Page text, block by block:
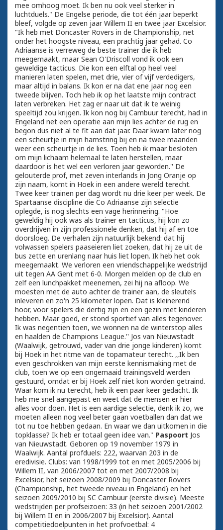
mee omhoog moet. Ik ben nu ook veel sterker in
luchtduels." De Engelse periode, die tot één jaar beperkt
bleef, volgde op zeven jaar Willem II en twee jaar Excelsior.
"Ik heb met Doncaster Rovers in de Championship, net
onder het hoogste niveau, een prachtig jaar gehad. Co
Adriaanse is verreweg de beste trainer die ik heb
meegemaakt, maar Sean O'Driscoll vond ik ook een
geweldige tacticus. Die kon een elftal op heel veel
manieren laten spelen, met drie, vier of vijf verdedigers,
maar altijd in balans. Ik kon er na dat ene jaar nog een
tweede blijven. Toch heb ik op het laatste mijn contract
laten verbreken. Het zag er naar uit dat ik te weinig
speeltijd zou krijgen. Ik kon nog bij Cambuur terecht, had in
Engeland net een operatie aan mijn lies achter de rug en
begon dus niet al te fit aan dat jaar. Daar kwam later nog
een scheurtje in mijn hamstring bij en na twee maanden
weer een scheurtje in de lies. Toen heb ik maar besloten
om mijn lichaam helemaal te laten herstellen, maar
daardoor is het wel een verloren jaar geworden.'' De
gelouterde prof, met zeven interlands in Jong Oranje op
zijn naam, komt in Hoek in een andere wereld terecht.
Twee keer trainen per dag wordt nu drie keer per week. De
Spartaanse discipline die Co Adriaanse zijn selectie
oplegde, is nog slechts een vage herinnering. "Hoe
geweldig hij ook was als trainer en tacticus, hij kon zo
overdrijven in zijn professionele denken, dat hij af en toe
doorsloeg. De verhalen zijn natuurlijk bekend: dat hij
volwassen spelers paaseieren liet zoeken, dat hij ze uit de
bus zette en urenlang naar huis liet lopen. Ik heb het ook
meegemaakt. We verloren een vriendschappelijke wedstrijd
uit tegen AA Gent met 6-0. Morgen melden op de club en
zelf een lunchpakket meenemen, zei hij na afloop. We
moesten met de auto achter de trainer aan, de sleutels
inleveren en zo'n 25 kilometer lopen. Dat is kleinerend
hoor, voor spelers die dertig zijn en een gezin met kinderen
hebben. Maar goed, er stond sportief van alles tegenover.
Ik was negentien toen, we wonnen na de winterstop alles
en haalden de Champions League.'' Jos van Nieuwstadt
(Waalwijk, getrouwd, vader van drie jonge kinderen) komt
bij Hoek in het ritme van de topamateur terecht. ,,Ik ben
even geschrokken van mijn eerste kennismaking met de
club, toen we op een ongemaaid trainingsveld werden
gestuurd, omdat er bij Hoek zelf niet kon worden getraind.
Waar kom ik nu terecht, heb ik een paar keer gedacht. Ik
heb me snel aangepast en weet dat de mensen er hier
alles voor doen. Het is een aardige selectie, denk ik zo, we
moeten alleen nog veel beter gaan voetballen dan dat we
tot nu toe hebben gedaan. En waar we dan uitkomen in die
topklasse? Ik heb er totaal geen idee van." Paspoort Jos
van Nieuwstadt. Geboren op 19 november 1979 in
Waalwijk. Aantal profduels: 222, waarvan 203 in de
eredivisie. Clubs: van 1998/1999 tot en met 2005/2006 bij
Willem II, van 2006/2007 tot en met 2007/2008 bij
Excelsior, het seizoen 2008/2009 bij Doncaster Rovers
(Championship, het tweede niveau in Engeland) en het
seizoen 2009/2010 bij SC Cambuur (eerste divisie). Meeste
wedstrijden per profseizoen: 33 (in het seizoen 2001/2002
bij Willem II en in 2006/2007 bij Excelsior). Aantal
competitiedoelpunten in het profvoetbal: 4